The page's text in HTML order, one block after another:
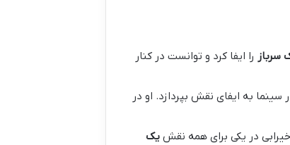
سرباز را ایفا کرد و توانست در کنار
سینما به ایفای نقش بپردازد. او در
در یکی برای همه نقشیک